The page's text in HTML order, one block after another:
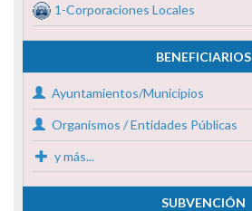
1-Corporaciones Locales
BENEFICIARIOS
Ayuntamientos/Municipios
Organismos / Entidades Públicas
y más...
SUBVENCIÓN